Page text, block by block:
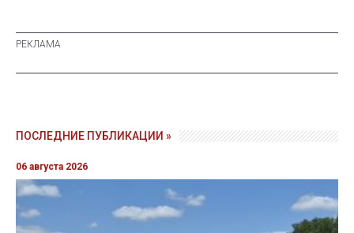
ПОСЛЕДНИЕ ПУБЛИКАЦИИ »
06 августа 2026